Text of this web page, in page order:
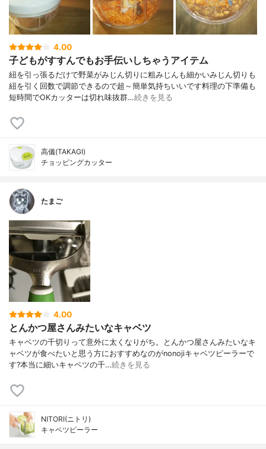
4.00
子どもがすすんでもお手伝いしちゃうアイテム
紐を引っ張るだけで野菜がみじん切りに粗みじんも細かいみじん切りも
紐を引く回数で調節できるので超～簡単気持ちいいです料理の下準備も
短時間でOKカッターは切れ味抜群…続きを見る
高儀(TAKAGI)
チョッピングカッター
たまご
4.00
とんかつ屋さんみたいなキャベツ
キャベツの千切りって意外に太くなりがち。とんかつ屋さんみたいなキ
ャベツが食べたいと思う方におすすめなのがnonojiキャベツピーラーで
す?本当に細いキャベツの千…続きを見る
NITORI(ニトリ)
キャベツピーラー